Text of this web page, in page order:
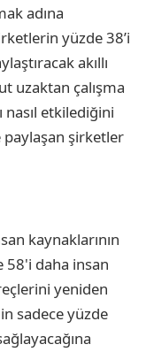
adına
yüzde 38’i
akıllı
uzaktan çalışma
nasıl etkilediğini
paylaşan şirketler
kaynaklarının
58'i daha insan
yeniden
sadece yüzde